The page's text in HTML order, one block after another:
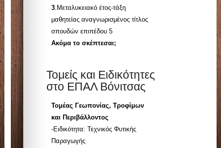
3 .Μεταλυκειακό έτος-τάξη
μαθητείας αναγνωρισμένος τίτλος
σπουδών επιπέδου 5
Ακόμα το σκέπτεσαι;
Τομείς και Ειδικότητες
στο ΕΠΑΛ Βόνιτσας
Τομέας Γεωπονίας, Τροφίμων
και Περιβάλλοντος
-Ειδικότητα: Τεχνικός Φυτικής
Παραγωγής